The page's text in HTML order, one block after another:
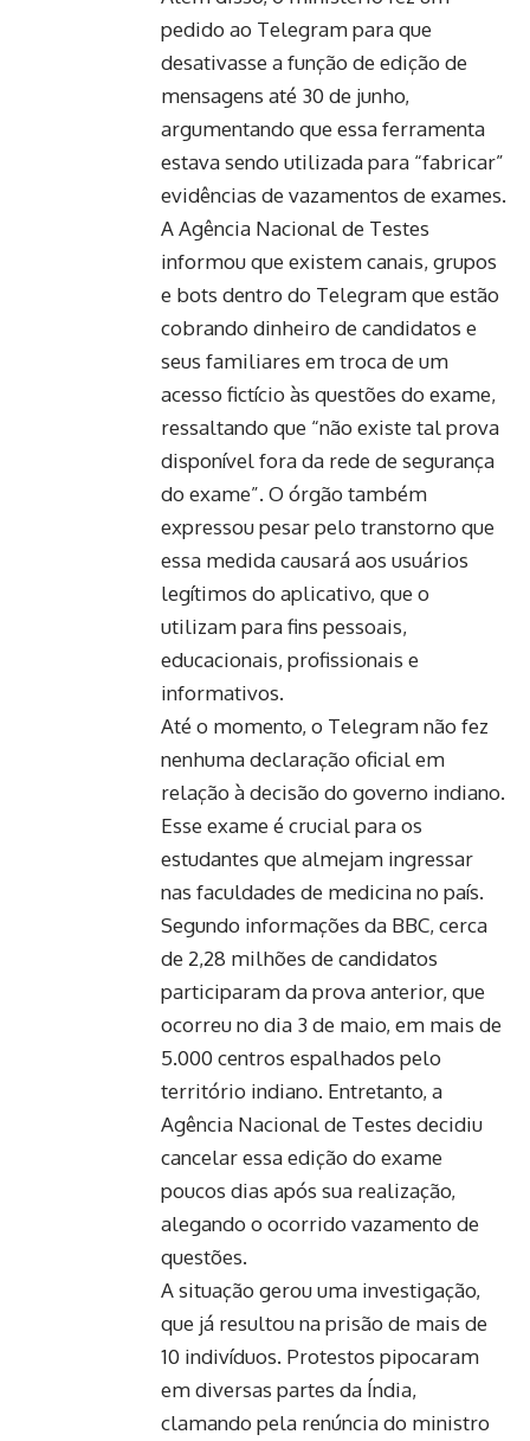
pedido ao Telegram para que
desativasse a função de edição de
mensagens até 30 de junho,
argumentando que essa ferramenta
estava sendo utilizada para “fabricar”
evidências de vazamentos de exames.
A Agência Nacional de Testes
informou que existem canais, grupos
e bots dentro do Telegram que estão
cobrando dinheiro de candidatos e
seus familiares em troca de um
acesso fictício às questões do exame,
ressaltando que “não existe tal prova
disponível fora da rede de segurança
do exame”. O órgão também
expressou pesar pelo transtorno que
essa medida causará aos usuários
legítimos do aplicativo, que o
utilizam para fins pessoais,
educacionais, profissionais e
informativos.
Até o momento, o Telegram não fez
nenhuma declaração oficial em
relação à decisão do governo indiano.
Esse exame é crucial para os
estudantes que almejam ingressar
nas faculdades de medicina no país.
Segundo informações da BBC, cerca
de 2,28 milhões de candidatos
participaram da prova anterior, que
ocorreu no dia 3 de maio, em mais de
5.000 centros espalhados pelo
território indiano. Entretanto, a
Agência Nacional de Testes decidiu
cancelar essa edição do exame
poucos dias após sua realização,
alegando o ocorrido vazamento de
questões.
A situação gerou uma investigação,
que já resultou na prisão de mais de
10 indivíduos. Protestos pipocaram
em diversas partes da Índia,
clamando pela renúncia do ministro